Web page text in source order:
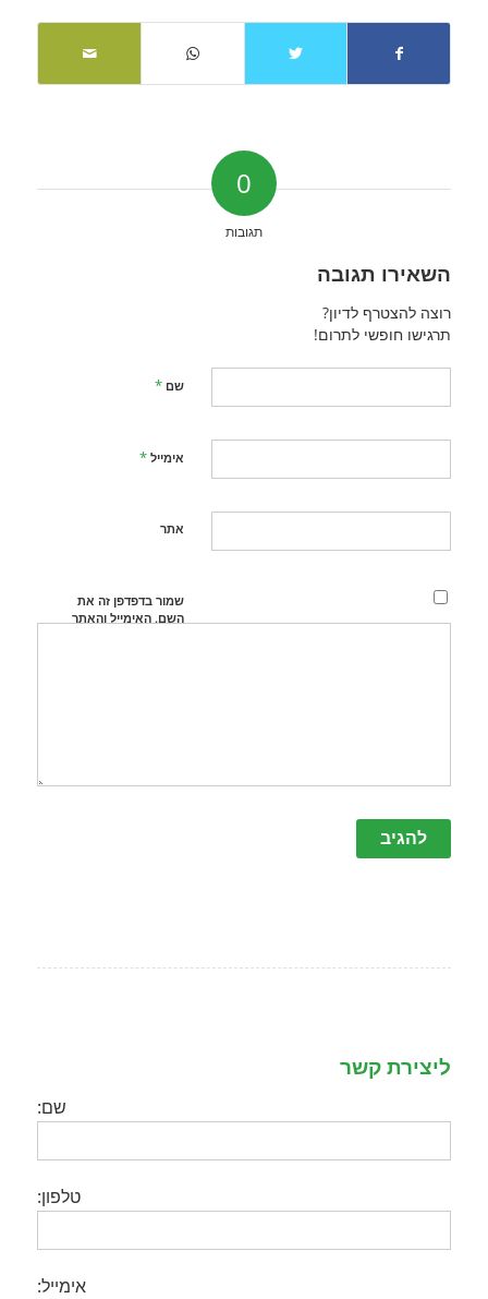
0
תגובות
השאירו תגובה
רוצה להצטרף לדיון?
תרגישו חופשי לתרום!
שם *
אימייל *
אתר
שמור בדפדפן זה את
השם, האימייל והאתר
ליצירת קשר
שם:
טלפון:
אימייל: